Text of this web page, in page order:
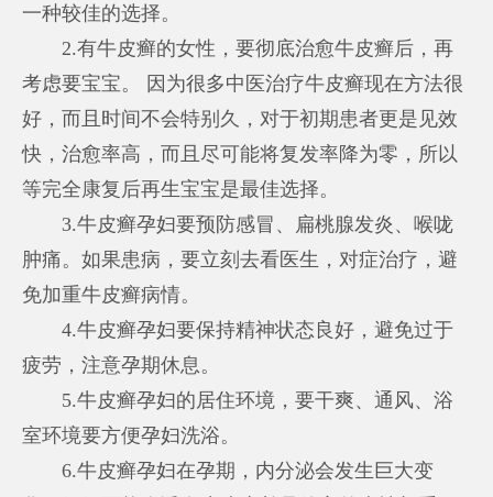
一种较佳的选择。
2.有牛皮癣的女性，要彻底治愈牛皮癣后，再
考虑要宝宝。 因为很多中医治疗牛皮癣现在方法很
好，而且时间不会特别久，对于初期患者更是见效
快，治愈率高，而且尽可能将复发率降为零，所以
等完全康复后再生宝宝是最佳选择。
3.牛皮癣孕妇要预防感冒、扁桃腺发炎、喉咙
肿痛。如果患病，要立刻去看医生，对症治疗，避
免加重牛皮癣病情。
4.牛皮癣孕妇要保持精神状态良好，避免过于
疲劳，注意孕期休息。
5.牛皮癣孕妇的居住环境，要干爽、通风、浴
室环境要方便孕妇洗浴。
6.牛皮癣孕妇在孕期，内分泌会发生巨大变